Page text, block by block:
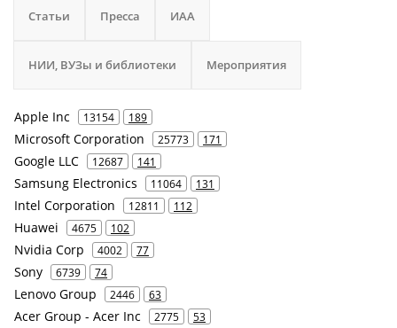
Статьи Пресса ИАА
НИИ, ВУЗы и библиотеки Мероприятия
Apple Inc 13154 189
Microsoft Corporation 25773 171
Google LLC 12687 141
Samsung Electronics 11064 131
Intel Corporation 12811 112
Huawei 4675 102
Nvidia Corp 4002 77
Sony 6739 74
Lenovo Group 2446 63
Acer Group - Acer Inc 2775 53